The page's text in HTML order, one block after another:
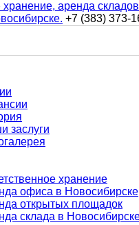
хранение, аренда
+7 (383) 373-
заслуги
хранение
офиса в Новосибирске
открытых площадок
склада в